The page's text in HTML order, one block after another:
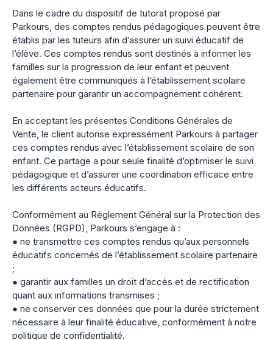
Dans le cadre du dispositif de tutorat proposé par
Parkours, des comptes rendus pédagogiques peuvent être
établis par les tuteurs afin d’assurer un suivi éducatif de
l’élève. Ces comptes rendus sont destinés à informer les
familles sur la progression de leur enfant et peuvent
également être communiqués à l’établissement scolaire
partenaire pour garantir un accompagnement cohérent.
En acceptant les présentes Conditions Générales de
Vente, le client autorise expressément Parkours à partager
ces comptes rendus avec l’établissement scolaire de son
enfant. Ce partage a pour seule finalité d’optimiser le suivi
pédagogique et d’assurer une coordination efficace entre
les différents acteurs éducatifs.
Conformément au Règlement Général sur la Protection des
Données (RGPD), Parkours s’engage à :
● ne transmettre ces comptes rendus qu’aux personnels
éducatifs concernés de l’établissement scolaire partenaire
;
● garantir aux familles un droit d’accès et de rectification
quant aux informations transmises ;
● ne conserver ces données que pour la durée strictement
nécessaire à leur finalité éducative, conformément à notre
politique de confidentialité.